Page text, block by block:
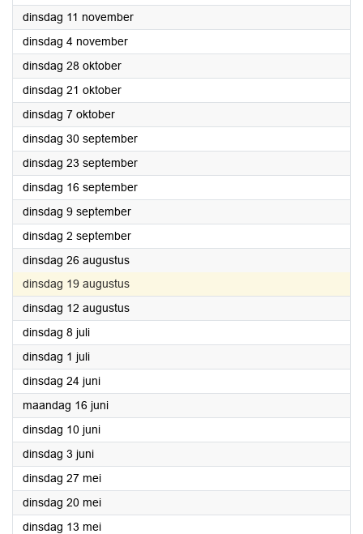
dinsdag 11 november2025
dinsdag 4 november2025
dinsdag 28 oktober2025
dinsdag 21 oktober2025
dinsdag 7 oktober2025
dinsdag 30 september2025
dinsdag 23 september2025
dinsdag 16 september2025
dinsdag 9 september2025
dinsdag 2 september2025
dinsdag 26 augustus2025
dinsdag 19 augustus2025
dinsdag 12 augustus2025
dinsdag 8 juli2025
dinsdag 1 juli2025
dinsdag 24 juni2025
maandag 16 juni2025
dinsdag 10 juni2025
dinsdag 3 juni2025
dinsdag 27 mei2025
dinsdag 20 mei2025
dinsdag 13 mei2025